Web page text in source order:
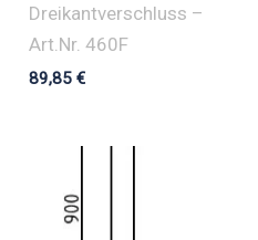
Dreikantverschluss –
Art.Nr. 460F
89,85€